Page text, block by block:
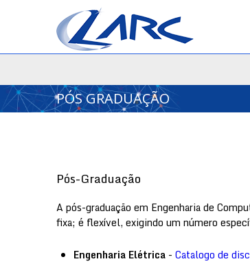
PÓS GRADUAÇÃO
Pós-Graduação
A pós-graduação em Engenharia de
fixa; é flexível, exigindo um número
Engenharia Elétrica - Catalogo de